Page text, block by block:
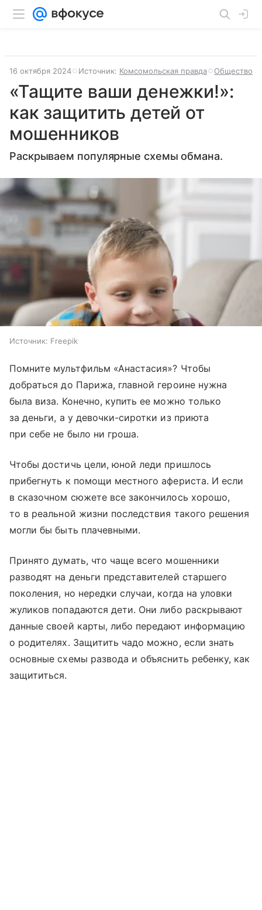
16 октября 2024 Источник: Комсомольская правда Общество
«Тащите ваши денежки!»:
как защитить детей от
мошенников
Раскрываем популярные схемы обмана.
Источник: Freepik
Помните мультфильм «Анастасия»? Чтобы
добраться до Парижа, главной героине нужна
была виза. Конечно, купить ее можно только
за деньги, а у девочки-сиротки из приюта
при себе не было ни гроша.
Чтобы достичь цели, юной леди пришлось
прибегнуть к помощи местного афериста. И если
в сказочном сюжете все закончилось хорошо,
то в реальной жизни последствия такого решения
могли бы быть плачевными.
Принято думать, что чаще всего мошенники
разводят на деньги представителей старшего
поколения, но нередки случаи, когда на уловки
жуликов попадаются дети. Они либо раскрывают
данные своей карты, либо передают информацию
о родителях. Защитить чадо можно, если знать
основные схемы развода и объяснить ребенку, как
защититься.